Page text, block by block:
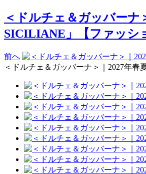
＜ドルチェ＆ガッバー
SICILIANE」【ファッシ
前へ
＜ドルチェ＆ガッバーナ＞｜2027年